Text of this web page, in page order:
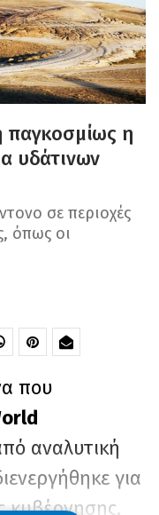
παγκοσμίως η
υδάτινων
σε περιοχές
όπως οι
που
αναλυτική
για
κυβέρνησης,